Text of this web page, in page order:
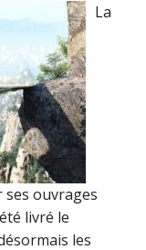
La
ses ouvrages
livré le
les